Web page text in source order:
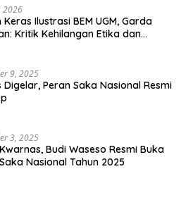
2026
Keras Ilustrasi BEM UGM, Garda
Kritik Kehilangan Etika dan
9, 2025
Digelar, Peran Saka Nasional Resmi
3, 2025
Budi Waseso Resmi Buka
Nasional Tahun 2025